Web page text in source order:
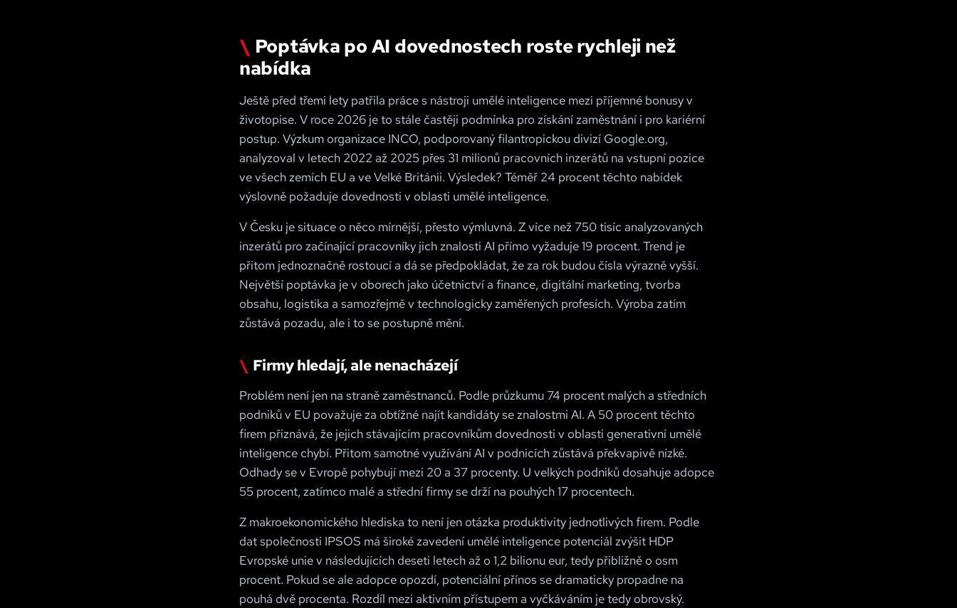
Poptávka po AI dovednostech roste rychleji než
nabídka
Ještě před třemi lety patřila práce s nástroji umělé inteligence mezi příjemné bonusy v
životopise. V roce 2026 je to stále častěji podmínka pro získání zaměstnání i pro kariérní
postup. Výzkum organizace INCO, podporovaný filantropickou divizí Google.org,
analyzoval v letech 2022 až 2025 přes 31 milionů pracovních inzerátů na vstupní pozice
ve všech zemích EU a ve Velké Británii. Výsledek? Téměř 24 procent těchto nabídek
výslovně požaduje dovednosti v oblasti umělé inteligence.
V Česku je situace o něco mírnější, přesto výmluvná. Z více než 750 tisíc analyzovaných
inzerátů pro začínající pracovníky jich znalosti AI přímo vyžaduje 19 procent. Trend je
přitom jednoznačně rostoucí a dá se předpokládat, že za rok budou čísla výrazně vyšší.
Největší poptávka je v oborech jako účetnictví a finance, digitální marketing, tvorba
obsahu, logistika a samozřejmě v technologicky zaměřených profesích. Výroba zatím
zůstává pozadu, ale i to se postupně mění.
Firmy hledají, ale nenacházejí
Problém není jen na straně zaměstnanců. Podle průzkumu 74 procent malých a středních
podniků v EU považuje za obtížné najít kandidáty se znalostmi AI. A 50 procent těchto
firem přiznává, že jejich stávajícím pracovníkům dovednosti v oblasti generativní umělé
inteligence chybí. Přitom samotné využívání AI v podnicích zůstává překvapivě nízké.
Odhady se v Evropě pohybují mezi 20 a 37 procenty. U velkých podniků dosahuje adopce
55 procent, zatímco malé a střední firmy se drží na pouhých 17 procentech.
Z makroekonomického hlediska to není jen otázka produktivity jednotlivých firem. Podle
dat společnosti IPSOS má široké zavedení umělé inteligence potenciál zvýšit HDP
Evropské unie v následujících deseti letech až o 1,2 bilionu eur, tedy přibližně o osm
procent. Pokud se ale adopce opozdí, potenciální přínos se dramaticky propadne na
pouhá dvě procenta. Rozdíl mezi aktivním přístupem a vyčkáváním je tedy obrovský.